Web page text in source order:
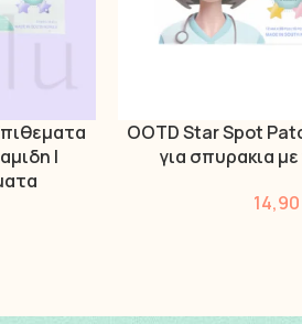
|
ΔΙΑΒΆΣΤΕ ΠΕΡΙΣΣΌΤΕΡΑ
OOTD Star Spot
για σπυρακια με
14,90